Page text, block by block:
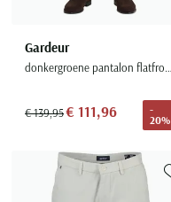
Gardeur
donkergroene pantalon flatfront model modern fit
€ 139,95€ 111,96
-
20%